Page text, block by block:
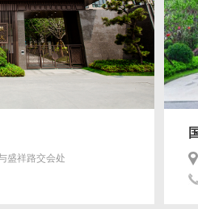
盛祥路交会处